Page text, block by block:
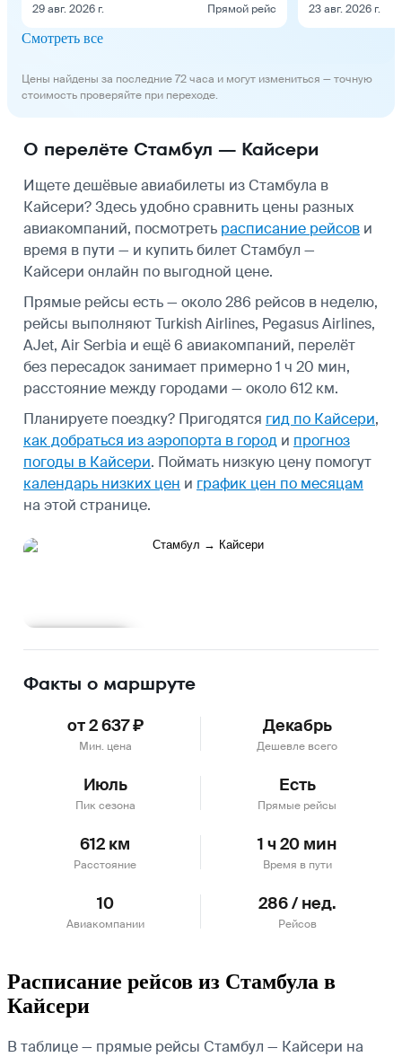
29 авг. 2026 г. Прямой рейс 23 авг. 2026 г.
Смотреть все
Цены найдены за последние 72 часа и могут измениться — точную
стоимость проверяйте при переходе.
О перелёте Стамбул — Кайсери
Ищете дешёвые авиабилеты из Стамбула в
Кайсери? Здесь удобно сравнить цены разных
авиакомпаний, посмотреть расписание рейсов и
время в пути — и купить билет Стамбул —
Кайсери онлайн по выгодной цене.
Прямые рейсы есть — около 286 рейсов в неделю,
рейсы выполняют Turkish Airlines, Pegasus Airlines,
AJet, Air Serbia и ещё 6 авиакомпаний, перелёт
без пересадок занимает примерно 1 ч 20 мин,
расстояние между городами — около 612 км.
Планируете поездку? Пригодятся гид по Кайсери,
как добраться из аэропорта в город и прогноз
погоды в Кайсери. Поймать низкую цену помогут
календарь низких цен и график цен по месяцам
на этой странице.
Факты о маршруте
от 2 637 ₽
Мин. цена
Декабрь
Дешевле всего
Июль
Пик сезона
Есть
Прямые рейсы
612 км
Расстояние
1 ч 20 мин
Время в пути
10
Авиакомпании
286 / нед.
Рейсов
Расписание рейсов из Стамбула в
Кайсери
В таблице — прямые рейсы Стамбул — Кайсери на